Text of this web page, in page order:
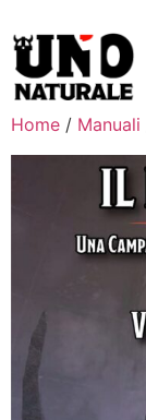
Home / Manuali